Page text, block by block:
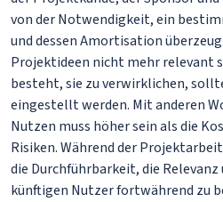
von der Notwendigkeit, ein
und dessen Amortisation
Projektideen nicht mehr relevant
besteht, sie zu verwirklichen,
eingestellt werden. Mit anderen
Nutzen muss höher sein als die
Risiken. Während der
die Durchführbarkeit, die Relevanz
künftigen Nutzer fortwährend zu